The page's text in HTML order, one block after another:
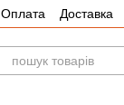
Оплата Доставка